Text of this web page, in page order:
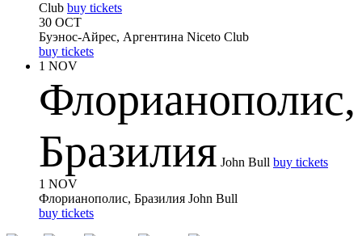
Club buy tickets
30 OCT
Буэнос-Айрес, Аргентина Niceto Club
buy tickets
1 NOV
Флорианополис,
Бразилия John Bull buy tickets
1 NOV
Флорианополис, Бразилия John Bull
buy tickets